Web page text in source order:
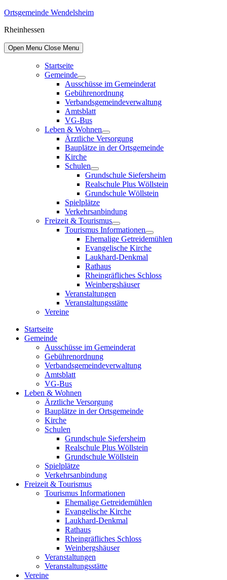
Skip
content
Ortsgemeinde Wendelsheim
Rheinhessen
Open Menu Close Menu
Startseite
Gemeinde
Show
sub
menu
Ausschüsse im Gemeinderat
Gebührenordnung
Verbandsgemeindeverwaltung
Amtsblatt
VG-Bus
Leben & Wohnen
Show
sub
menu
Ärztliche Versorgung
Bauplätze in der Ortsgemeinde
Kirche
Schulen
Show
sub
menu
Grundschule Siefersheim
Realschule Plus Wöllstein
Grundschule Wöllstein
Spielplätze
Verkehrsanbindung
Freizeit & Tourismus
Show
sub
menu
Tourismus Informationen
Show
sub
menu
Ehemalige Getreidemühlen
Evangelische Kirche
Laukhard-Denkmal
Rathaus
Rheingräfliches Schloss
Weinbergshäuser
Veranstaltungen
Veranstaltungsstätte
Vereine
Startseite
Gemeinde
Ausschüsse im Gemeinderat
Gebührenordnung
Verbandsgemeindeverwaltung
Amtsblatt
VG-Bus
Leben & Wohnen
Ärztliche Versorgung
Bauplätze in der Ortsgemeinde
Kirche
Schulen
Grundschule Siefersheim
Realschule Plus Wöllstein
Grundschule Wöllstein
Spielplätze
Verkehrsanbindung
Freizeit & Tourismus
Tourismus Informationen
Ehemalige Getreidemühlen
Evangelische Kirche
Laukhard-Denkmal
Rathaus
Rheingräfliches Schloss
Weinbergshäuser
Veranstaltungen
Veranstaltungsstätte
Vereine